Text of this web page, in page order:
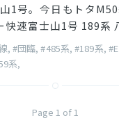
1号。今日もトタ
快速富士山1号 189系
, #団臨,#485系,#189系,
系,
Page 1 of 1